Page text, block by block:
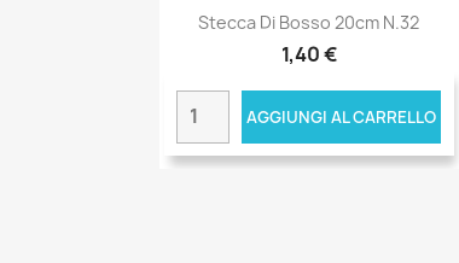
Stecca Di Bosso 20cm N.32
1,40 €
AGGIUNGI AL CARRELLO